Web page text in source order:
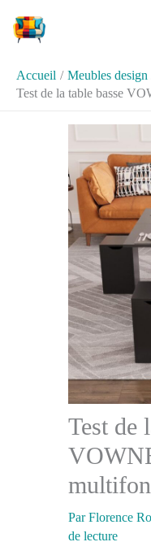
Accueil
Meubles design
Test de la table basse
Test de
ParFlorence
de lecture